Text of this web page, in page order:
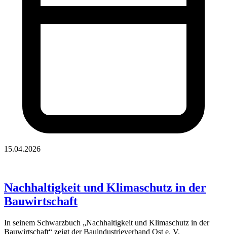
15.04.2026
Nachhaltigkeit und Klimaschutz in der
Bauwirtschaft
In seinem Schwarzbuch „Nachhaltigkeit und Klimaschutz in der
Bauwirtschaft“ zeigt der Bauindustrieverband Ost e. V.